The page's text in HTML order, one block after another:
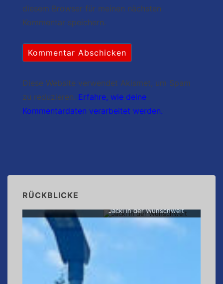
diesem Browser für meinen nächsten
Kommentar speichern.
Diese Website verwendet Akismet, um Spam
zu reduzieren. Erfahre, wie deine
Kommentardaten verarbeitet werden.
RÜCKBLICKE
Jacki in der Wunschwelt